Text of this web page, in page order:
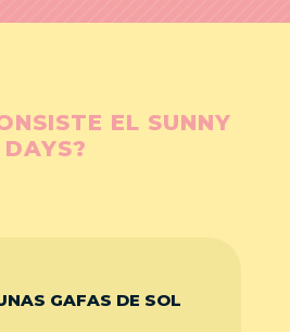
EL SUNNY
DAYS?
GAFAS DE SOL